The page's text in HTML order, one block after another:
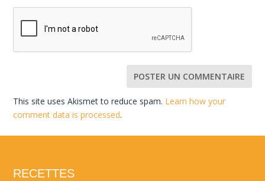
This site uses Akismet to reduce spam. Learn how your
comment data is processed.
RECETTES